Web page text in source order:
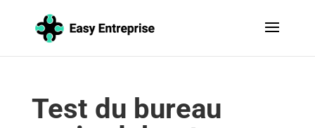
Test du bureau